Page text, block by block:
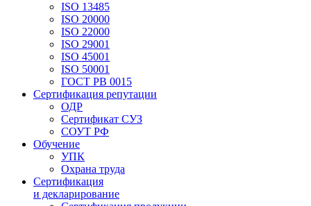
ISO 13485
ISO 20000
ISO 22000
ISO 29001
ISO 45001
ISO 50001
ГОСТ РВ 0015
Сертификация репутации
ОДР
Сертификат СУЗ
СОУТ РФ
Обучение
УПК
Охрана труда
Сертификация
и декларирование